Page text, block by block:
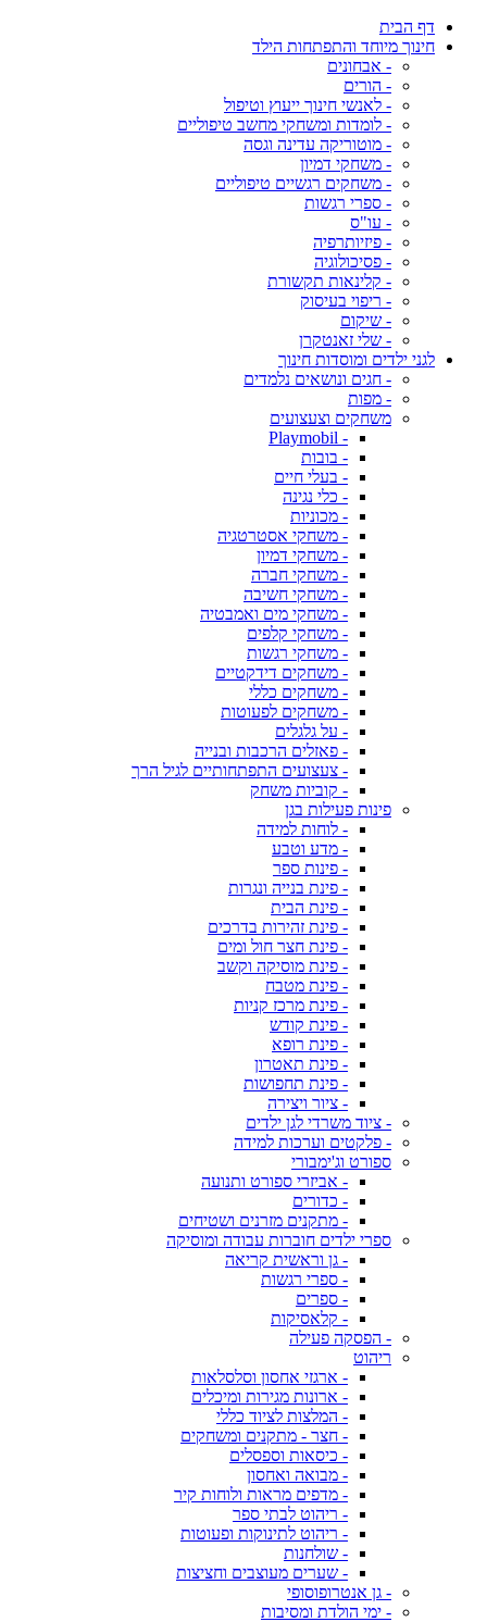
דף הבית
חינוך מיוחד והתפתחות הילד
- אבחונים
- הורים
- לאנשי חינוך ייעוץ וטיפול
- לומדות ומשחקי מחשב טיפוליים
- מוטוריקה עדינה וגסה
- משחקי דמיון
- משחקים רגשיים טיפוליים
- ספרי רגשות
- עו"ס
- פיזיותרפיה
- פסיכולוגיה
- קלינאות תקשורת
- ריפוי בעיסוק
- שיקום
- שלי זאנטקרן
לגני ילדים ומוסדות חינוך
- חגים ונושאים נלמדים
- מפות
משחקים וצעצועים
- Playmobil
- בובות
- בעלי חיים
- כלי נגינה
- מכוניות
- משחקי אסטרטגיה
- משחקי דמיון
- משחקי חברה
- משחקי חשיבה
- משחקי מים ואמבטיה
- משחקי קלפים
- משחקי רגשות
- משחקים דידקטיים
- משחקים כללי
- משחקים לפעוטות
- על גלגלים
- פאזלים הרכבות ובנייה
- צעצועים התפתחותיים לגיל הרך
- קוביות משחק
פינות פעילות בגן
- לוחות למידה
- מדע וטבע
- פינות ספר
- פינת בנייה ונגרות
- פינת הבית
- פינת זהירות בדרכים
- פינת חצר חול ומים
- פינת מוסיקה וקשב
- פינת מטבח
- פינת מרכז קניות
- פינת קודש
- פינת רופא
- פינת תאטרון
- פינת תחפושות
- ציור ויצירה
- ציוד משרדי לגן ילדים
- פלקטים וערכות למידה
ספורט וג'ימבורי
- אביזרי ספורט ותנועה
- כדורים
- מתקנים מזרנים ושטיחים
ספרי ילדים חוברות עבודה ומוסיקה
- גן וראשית קריאה
- ספרי רגשות
- ספרים
- קלאסיקות
- הפסקה פעילה
ריהוט
- ארגזי אחסון וסלסלאות
- ארונות מגירות ומיכלים
- המלצות לציוד כללי
- חצר - מתקנים ומשחקים
- כיסאות וספסלים
- מבואה ואחסון
- מדפים מראות ולוחות קיר
- ריהוט לבתי ספר
- ריהוט לתינוקות ופעוטות
- שולחנות
- שערים מעוצבים וחציצות
- גן אנטרופוסופי
- ימי הולדת ומסיבות